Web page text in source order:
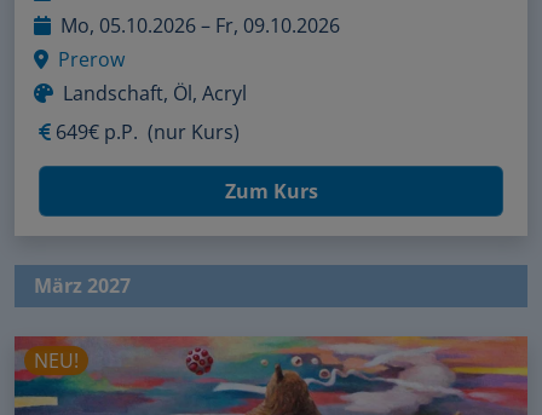
Mo, 05.10.2026 – Fr, 09.10.2026
Prerow
Landschaft, Öl, Acryl
649€ p.P. (nur Kurs)
Zum Kurs
März 2027
NEU!